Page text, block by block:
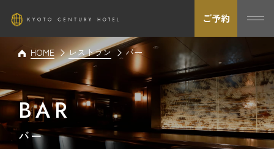
ご予約
HOME レストラン バー
BAR
バー